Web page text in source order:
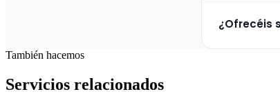
No, la IA
¿Ofrecéis
También hacemos
Servicios relacionados